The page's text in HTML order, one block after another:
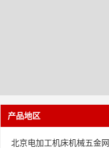
产品地区
北京电加工机床机械五金网